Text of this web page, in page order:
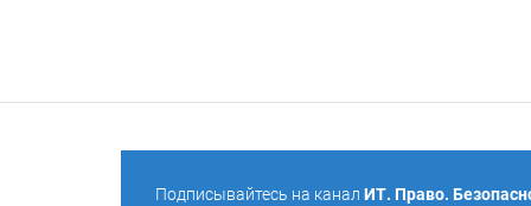
Подписывайтесь на канал ИТ. Право.